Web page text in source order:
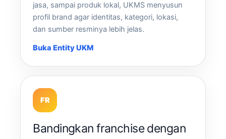
jasa, sampai produk lokal, UKMS menyusun
profil brand agar identitas, kategori, lokasi,
dan sumber resminya lebih jelas.
Buka Entity UKM
FR
Bandingkan franchise dengan